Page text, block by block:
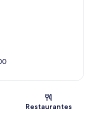
mapa
Restaurantes